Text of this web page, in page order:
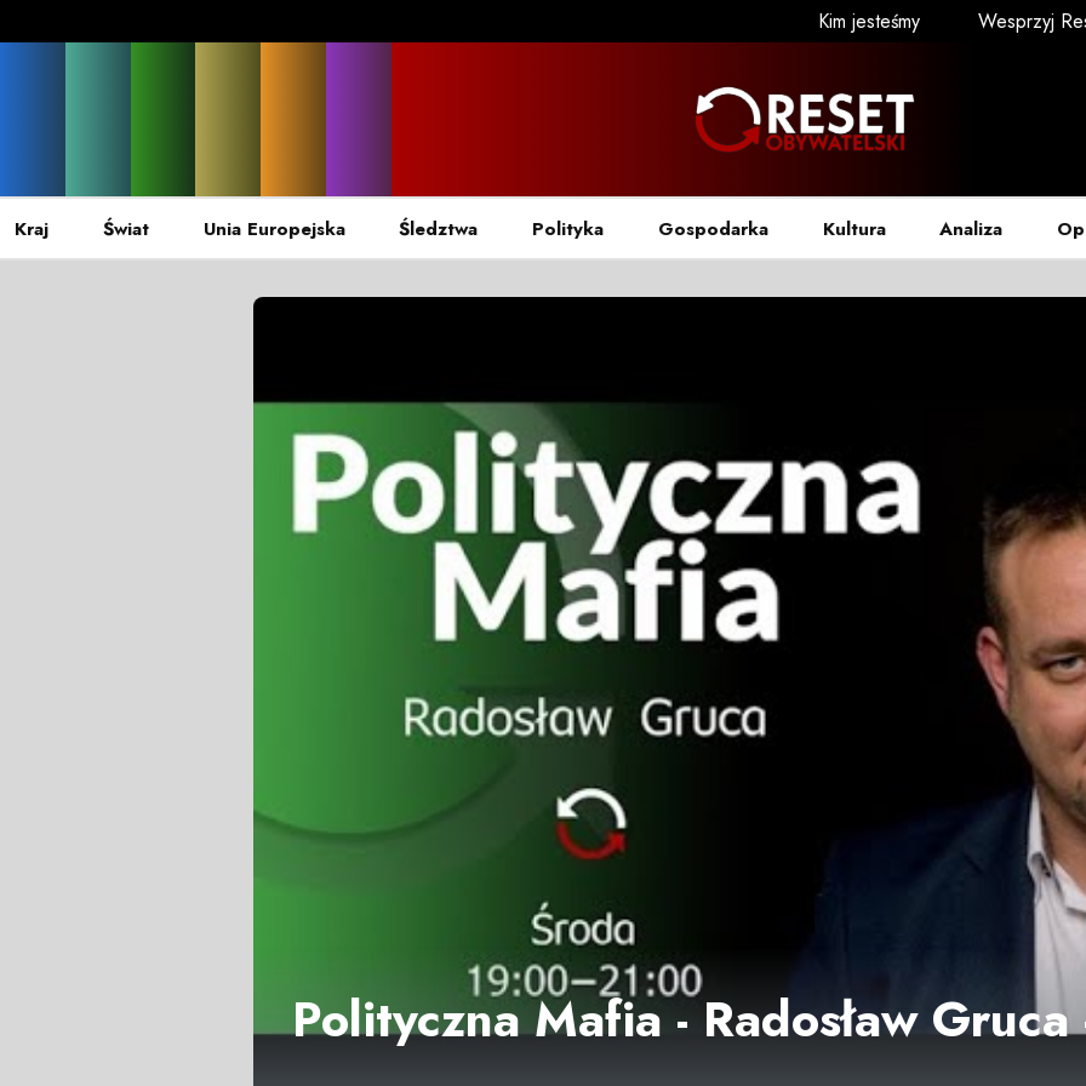
Kim jesteśmy Wesprzyj
Kraj Świat Unia Europejska Śledztwa Polityka Gospodarka Kultura Analiza
Polityczna Mafia - Radosław